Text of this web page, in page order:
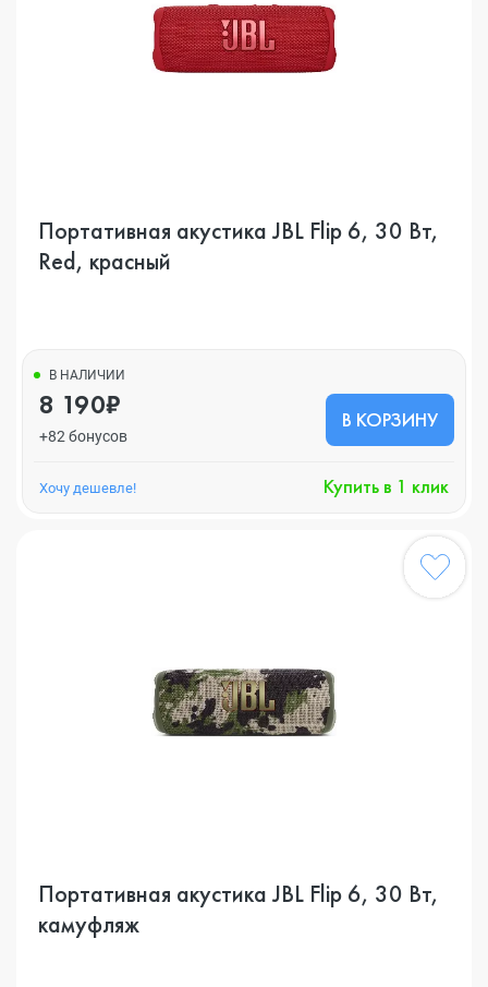
Портативная акустика JBL Flip 6, 30 Вт,
Red, красный
В НАЛИЧИИ
8 190₽
+82 бонусов
В КОРЗИНУ
Хочу дешевле! Купить в 1 клик
Портативная акустика JBL Flip 6, 30 Вт,
камуфляж